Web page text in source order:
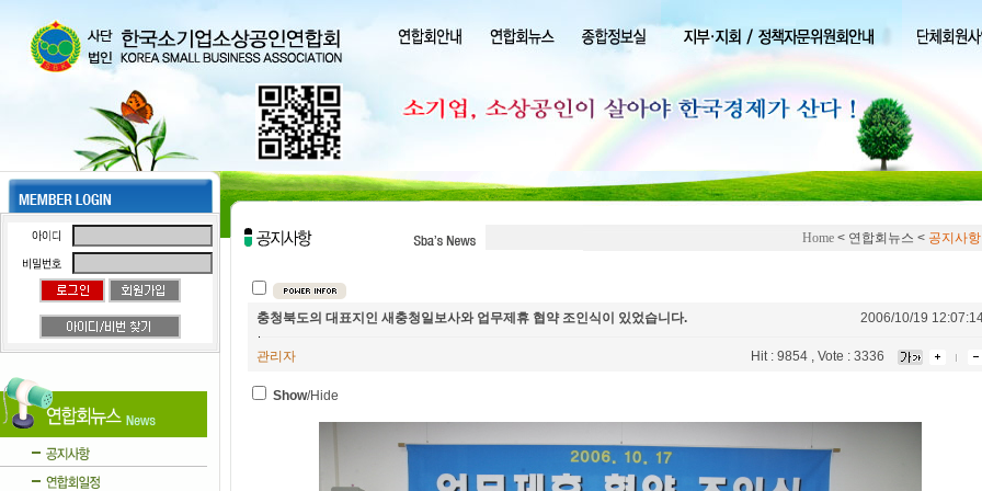
Home < 연합회뉴스 < 공지사항
충청북도의 대표지인 새충청일보사와 업무제휴 협약 조인식이 있었습니다. 2006/10/19
관리자 Hit : 9854 , Vote : 3336
Show/Hide